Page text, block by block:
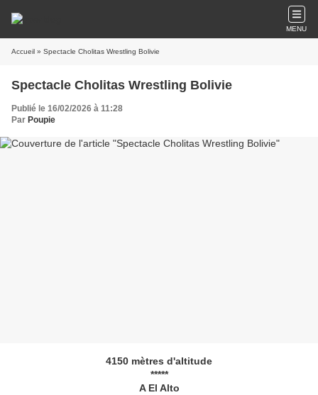
MENU
Accueil » Spectacle Cholitas Wrestling Bolivie
Spectacle Cholitas Wrestling Bolivie
Publié le 16/02/2026 à 11:28
Par Poupie
4150 mètres d'altitude
*****
A El Alto